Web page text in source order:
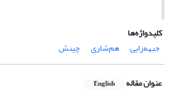
کلیدواژه‌ها
جبهه‌زایی
هم‌شاری چینش
عنوان مقاله English